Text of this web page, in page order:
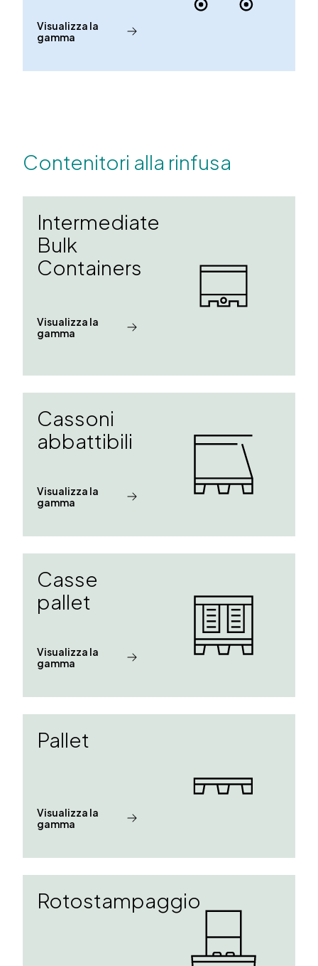
Visualizza la
gamma
Contenitori alla rinfusa
Intermediate
Bulk
Containers
Visualizza la
gamma
Cassoni
abbattibili
Visualizza la
gamma
Casse
pallet
Visualizza la
gamma
Pallet
Visualizza la
gamma
Rotostampaggio